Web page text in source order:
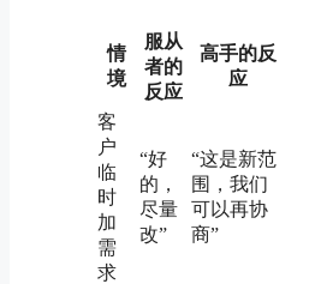
情
境
服从
者的
反应
高手的反
应
客
户
临
时
加
需
求
“好
的，
尽量
改”
“这是新范
围，我们
可以再协
商”